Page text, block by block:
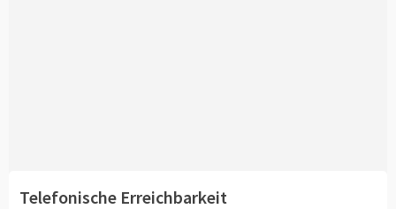
Telefonische Erreichbarkeit